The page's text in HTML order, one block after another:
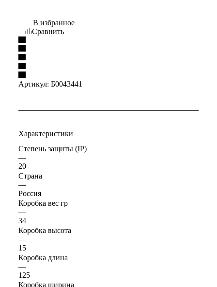
В избранное
Сравнить
Артикул: Б0043441
Характеристики
Степень защиты (IP)
—
20
Страна
—
Россия
Коробка вес гр
—
34
Коробка высота
—
15
Коробка длина
—
125
Коробка ширина